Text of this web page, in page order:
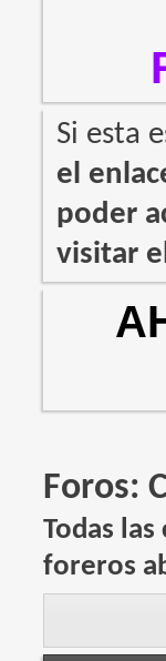
Si esta
el
poder
visitar
Foros:
Todas
foreros